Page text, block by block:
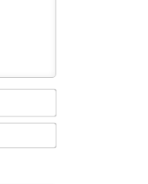
Name*
Email*